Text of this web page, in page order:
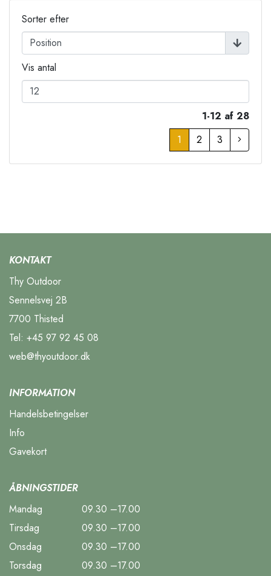
Sorter efter
Vis antal
1-12 af 28
1
2 3
KONTAKT
Thy Outdoor
Sennelsvej 2B
7700 Thisted
Tel: +45 97 92 45 08
web@thyoutdoor.dk
INFORMATION
Handelsbetingelser
Info
Gavekort
ÅBNINGSTIDER
Mandag
09.30 –17.00
Tirsdag
09.30 –17.00
Onsdag
09.30 –17.00
Torsdag
09.30 –17.00